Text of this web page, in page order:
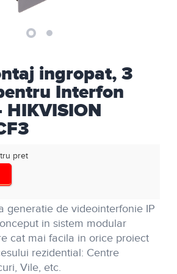
ingropat, 3
Interfon
pret
generatie de videointerfonie IP
in sistem modular
cat mai facila in orice proiect
rezidential: Centre
Vile, etc.